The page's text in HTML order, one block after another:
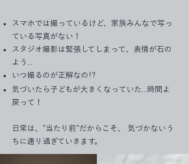
スマホでは撮っているけど、家族みんなで写っ
ている写真がない！
スタジオ撮影は緊張してしまって、表情が石の
よう...
いつ撮るのが正解なの!?
気づいたら子どもが大きくなっていた...時間よ
戻って！
日常は、"当たり前"だからこそ、 気づかないう
ちに通り過ぎていきます。